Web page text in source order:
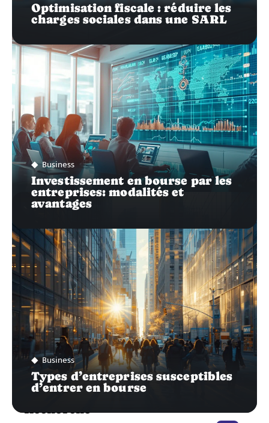
Optimisation fiscale : réduire les
charges sociales dans une SARL
Business
Investissement en bourse par les
entreprises: modalités et
avantages
Business
Types d’entreprises susceptibles
d’entrer en bourse
Recherche